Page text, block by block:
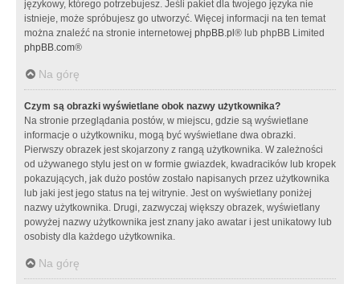
językowy, którego potrzebujesz. Jeśli pakiet dla twojego języka nie
istnieje, może spróbujesz go utworzyć. Więcej informacji na ten temat
można znaleźć na stronie internetowej phpBB.pl ® lub phpBB Limited
phpBB.com®
Na górę
Czym są obrazki wyświetlane obok nazwy użytkownika?
Na stronie przeglądania postów, w miejscu, gdzie są wyświetlane
informacje o użytkowniku, mogą być wyświetlane dwa obrazki.
Pierwszy obrazek jest skojarzony z rangą użytkownika. W zależności
od używanego stylu jest on w formie gwiazdek, kwadracików lub kropek
pokazujących, jak dużo postów zostało napisanych przez użytkownika
lub jaki jest jego status na tej witrynie. Jest on wyświetlany poniżej
nazwy użytkownika. Drugi, zazwyczaj większy obrazek, wyświetlany
powyżej nazwy użytkownika jest znany jako awatar i jest unikatowy lub
osobisty dla każdego użytkownika.
Na górę